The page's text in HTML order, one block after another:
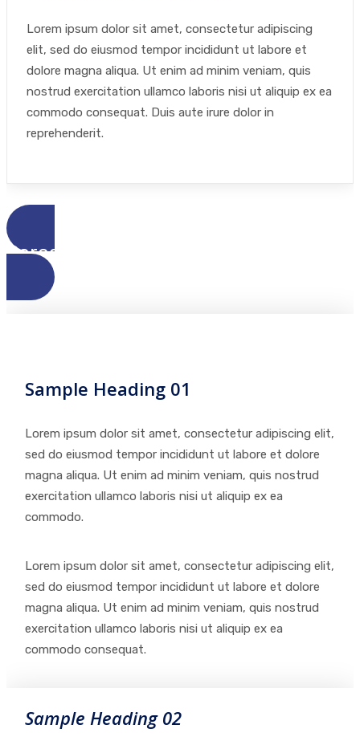
Lorem ipsum dolor sit amet, consectetur adipiscing
elit, sed do eiusmod tempor incididunt ut labore et
dolore magna aliqua. Ut enim ad minim veniam, quis
nostrud exercitation ullamco laboris nisi ut aliquip ex ea
commodo consequat. Duis aute irure dolor in
reprehenderit.
Paragraph with Photo Examples
Sample Heading 01
Lorem ipsum dolor sit amet, consectetur adipiscing elit,
sed do eiusmod tempor incididunt ut labore et dolore
magna aliqua. Ut enim ad minim veniam, quis nostrud
exercitation ullamco laboris nisi ut aliquip ex ea
commodo.
Lorem ipsum dolor sit amet, consectetur adipiscing elit,
sed do eiusmod tempor incididunt ut labore et dolore
magna aliqua. Ut enim ad minim veniam, quis nostrud
exercitation ullamco laboris nisi ut aliquip ex ea
commodo consequat.
Sample Heading 02